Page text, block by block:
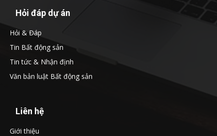
Hỏi đáp dự án
Hỏi & Đáp
Tin Bất động sản
Tin tức & Nhận định
Văn bản luật Bất động sản
Liên hệ
Giới thiệu